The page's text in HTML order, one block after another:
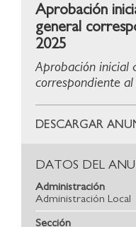
Aprobación
general
2025
Aprobación inicial
correspondiente
DESCARGAR
DATOS DEL
Administración
Administración Local
Sección